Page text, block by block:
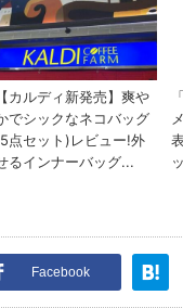
Facebook